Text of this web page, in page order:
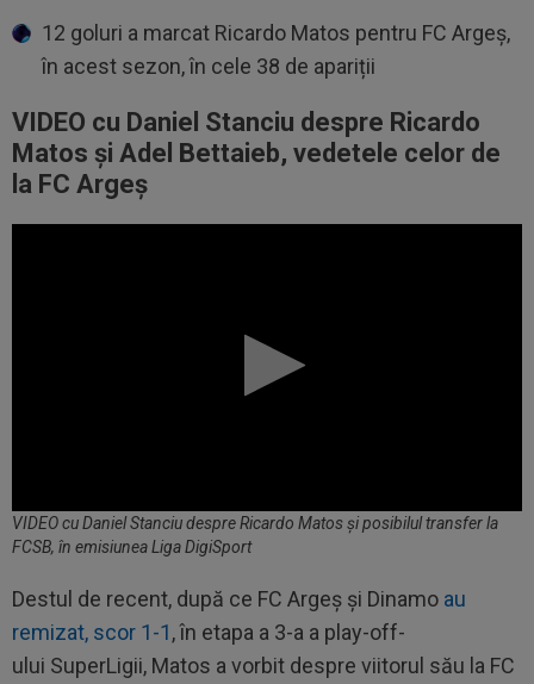
12 goluri a marcat Ricardo Matos pentru FC Argeș,
în acest sezon, în cele 38 de apariții
VIDEO cu Daniel Stanciu despre Ricardo
Matos și Adel Bettaieb, vedetele celor de
la FC Argeș
VIDEO cu Daniel Stanciu despre Ricardo Matos și posibilul transfer la
FCSB, în emisiunea Liga DigiSport
Destul de recent, după ce FC Argeș și Dinamo au
remizat, scor 1-1, în etapa a 3-a a play-off-
ului SuperLigii, Matos a vorbit despre viitorul său la FC